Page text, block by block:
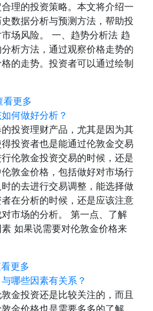
理的投资策略。本文将介绍一
数据分析与预测方法，帮助投
场风险。 一、趋势分析法 趋
析方法，通过观察价格走势的
的走势。投资者可以通过绘制
看更多
何做好分析？
投资理财产品，尤其是因为其
投资者也是能通过伦敦金交易
伦敦金投资交易的时候，还是
敦金价格，包括做好对市场行
的去进行交易调整，能选择做
在分析的时候，还是应该注意
市场的分析。 第一点、了解
如果说需要对伦敦金价格来
更多
哪些因素有关系？
金投资还是比较关注的，而且
金价格也是需要多多的了解，